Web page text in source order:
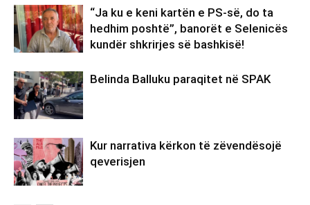
“Ja ku e keni kartën e PS-së, do ta
hedhim poshtë”, banorët e Selenicës
kundër shkrirjes së bashkisë!
Belinda Balluku paraqitet në SPAK
Kur narrativa kërkon të zëvendësojë
qeverisjen